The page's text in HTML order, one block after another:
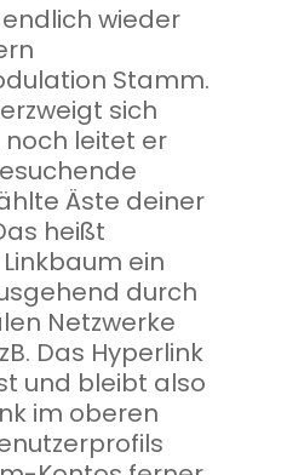
wieder
Stamm.
sich
noch leitet er
Äste deiner
heißt
ein
durch
Netzwerke
Das Hyperlink
und bleibt also
im oberen